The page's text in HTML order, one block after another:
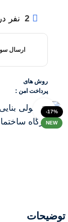
-17%
NEW
enlarge
2 نفر
ارسال
روش های
پرداخت امن :
توضیحات